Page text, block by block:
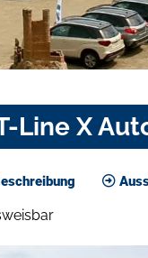
Line X